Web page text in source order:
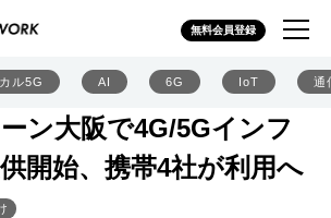
無料会員登録
ル5G AI 6G IoT 通
ン大阪で4G/5Gインフ
開始、携帯4社が利用へ